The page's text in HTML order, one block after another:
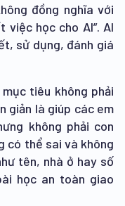
đồng nghĩa với
việc học cho AI”. AI
sử dụng, đánh giá
tiêu không phải
giản là giúp các em
không phải con
có thể sai và không
tên, nhà ở hay số
học an toàn giao